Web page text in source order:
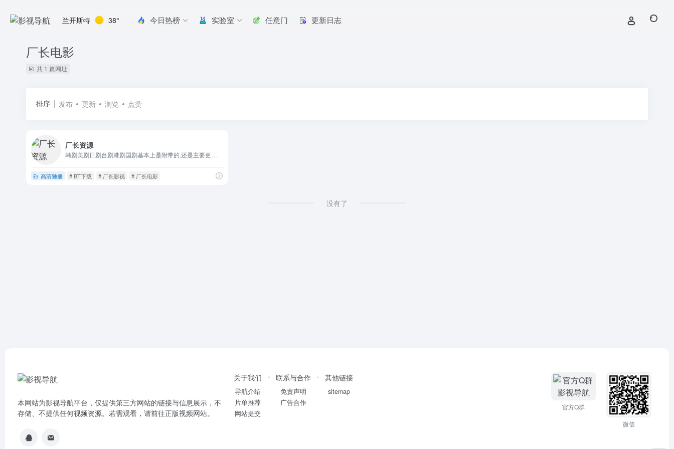
兰开斯特 38° 今日热榜 实验室 任意门 更新日志
厂长电影
共 1 篇网址
排序 发布 更新 浏览 点赞
厂长资源
高清独播 # BT下载 # 厂长影视 # 厂长电影
没有了
本网站为影视导航平台，仅提供第三方网站的链接与信息展示，不
存储、不提供任何视频资源。若需观看，请前往正版视频网站。
关于我们
导航介绍
片单推荐
网站提交
联系与合作
免责声明
广告合作
其他链接
sitemap
官方Q群
微信